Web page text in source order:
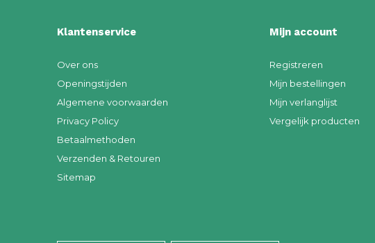
Klantenservice
Over ons
Openingstijden
Algemene voorwaarden
Privacy Policy
Betaalmethoden
Verzenden & Retouren
Sitemap
Mijn account
Registreren
Mijn bestellingen
Mijn verlanglijst
Vergelijk producten